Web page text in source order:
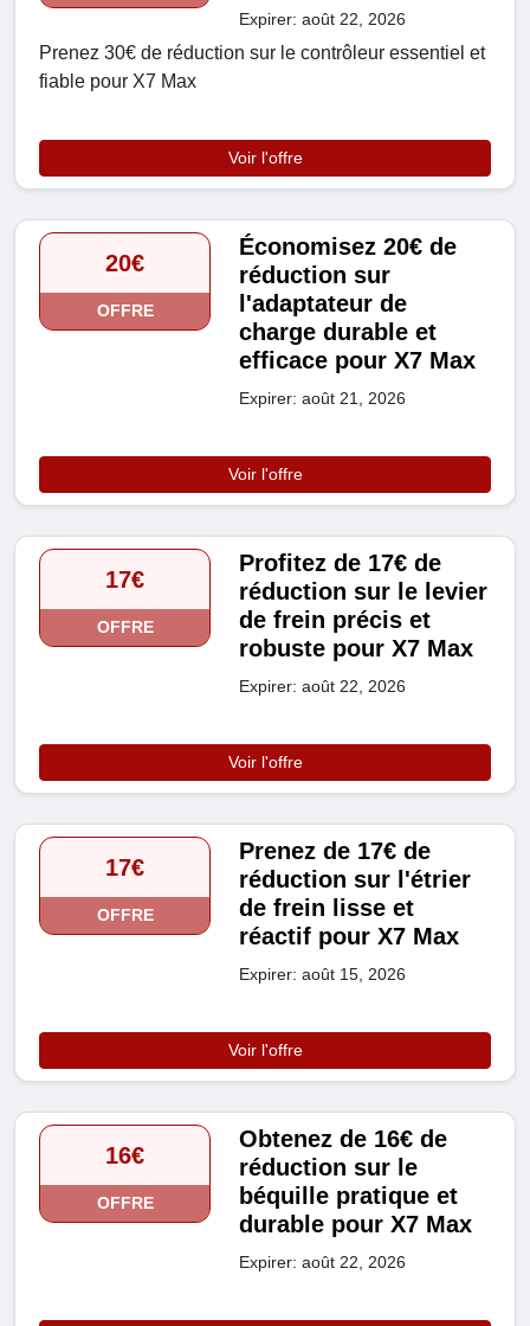
Expirer: août 22, 2026
Prenez 30€ de réduction sur le contrôleur essentiel et
fiable pour X7 Max
Voir l'offre
20€
OFFRE
Économisez 20€ de
réduction sur
l'adaptateur de
charge durable et
efficace pour X7 Max
Expirer: août 21, 2026
Voir l'offre
17€
OFFRE
Profitez de 17€ de
réduction sur le levier
de frein précis et
robuste pour X7 Max
Expirer: août 22, 2026
Voir l'offre
17€
OFFRE
Prenez de 17€ de
réduction sur l'étrier
de frein lisse et
réactif pour X7 Max
Expirer: août 15, 2026
Voir l'offre
16€
OFFRE
Obtenez de 16€ de
réduction sur le
béquille pratique et
durable pour X7 Max
Expirer: août 22, 2026